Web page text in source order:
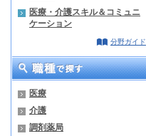
医療・介護スキル＆コミュニ
ケーション
分野ガイド
医療
介護
調剤薬局